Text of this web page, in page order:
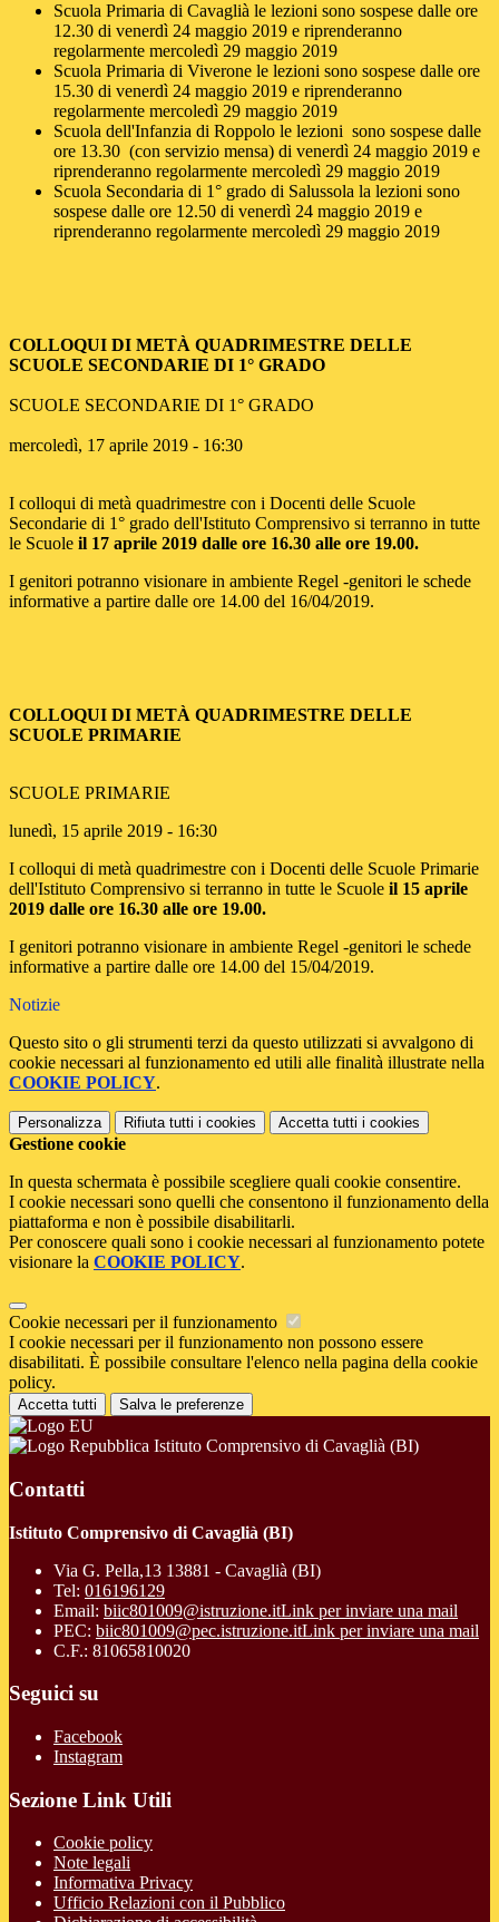
Scuola Primaria di Cavaglià le lezioni sono sospese dalle ore
12.30 di venerdì 24 maggio 2019 e riprenderanno
regolarmente mercoledì 29 maggio 2019
Scuola Primaria di Viverone le lezioni sono sospese dalle ore
15.30 di venerdì 24 maggio 2019 e riprenderanno
regolarmente mercoledì 29 maggio 2019
Scuola dell'Infanzia di Roppolo le lezioni sono sospese dalle
ore 13.30 (con servizio mensa) di venerdì 24 maggio 2019 e
riprenderanno regolarmente mercoledì 29 maggio 2019
Scuola Secondaria di 1° grado di Salussola la lezioni sono
sospese dalle ore 12.50 di venerdì 24 maggio 2019 e
riprenderanno regolarmente mercoledì 29 maggio 2019
COLLOQUI DI METÀ QUADRIMESTRE DELLE
SCUOLE SECONDARIE DI 1° GRADO
SCUOLE SECONDARIE DI 1° GRADO
mercoledì, 17 aprile 2019 - 16:30
I colloqui di metà quadrimestre con i Docenti delle Scuole
Secondarie di 1° grado dell'Istituto Comprensivo si terranno in tutte
le Scuole il 17 aprile 2019 dalle ore 16.30 alle ore 19.00.
I genitori potranno visionare in ambiente Regel -genitori le schede
informative a partire dalle ore 14.00 del 16/04/2019.
COLLOQUI DI METÀ QUADRIMESTRE DELLE
SCUOLE PRIMARIE
SCUOLE PRIMARIE
lunedì, 15 aprile 2019 - 16:30
I colloqui di metà quadrimestre con i Docenti delle Scuole Primarie
dell'Istituto Comprensivo si terranno in tutte le Scuole il 15 aprile
2019 dalle ore 16.30 alle ore 19.00.
I genitori potranno visionare in ambiente Regel -genitori le schede
informative a partire dalle ore 14.00 del 15/04/2019.
Notizie
Questo sito o gli strumenti terzi da questo utilizzati si avvalgono di
cookie necessari al funzionamento ed utili alle finalità illustrate nella
COOKIE POLICY.
Personalizza Rifiuta tutti i cookies Accetta tutti i cookies
Gestione cookie
In questa schermata è possibile scegliere quali cookie consentire.
I cookie necessari sono quelli che consentono il funzionamento della
piattaforma e non è possibile disabilitarli.
Per conoscere quali sono i cookie necessari al funzionamento potete
visionare la COOKIE POLICY.
Cookie necessari per il funzionamento
I cookie necessari per il funzionamento non possono essere
disabilitati. È possibile consultare l'elenco nella pagina della cookie
policy.
Accetta tutti Salva le preferenze
Istituto Comprensivo di Cavaglià (BI)
Contatti
Istituto Comprensivo di Cavaglià (BI)
Via G. Pella,13 13881 - Cavaglià (BI)
Tel: 016196129
Email: biic801009@istruzione.itLink per inviare una mail
PEC: biic801009@pec.istruzione.itLink per inviare una mail
C.F.: 81065810020
Seguici su
Facebook
Instagram
Sezione Link Utili
Cookie policy
Note legali
Informativa Privacy
Ufficio Relazioni con il Pubblico